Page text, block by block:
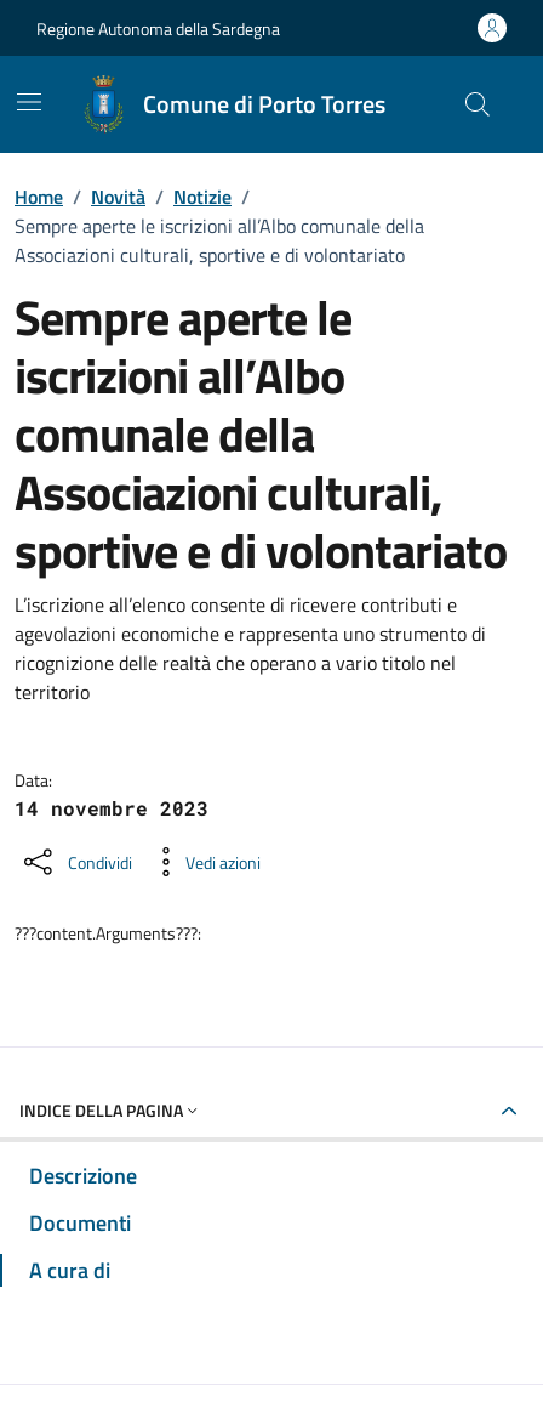
Regione Autonoma della Sardegna
Comune di Porto Torres
Home / Novità / Notizie /
Sempre aperte le iscrizioni all’Albo comunale della
Associazioni culturali, sportive e di volontariato
Sempre aperte le
iscrizioni all’Albo
comunale della
Associazioni culturali,
sportive e di volontariato
Dettagli della notizia
L’iscrizione all’elenco consente di ricevere contributi e
agevolazioni economiche e rappresenta uno strumento di
ricognizione delle realtà che operano a vario titolo nel
territorio
Data:
14 novembre 2023
Condividi Vedi azioni
???content.Arguments???:
INDICE DELLA PAGINA
Descrizione
Documenti
A cura di